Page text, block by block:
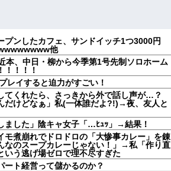
プンしたカフェ、サンドイッチ1つ3000円
他
本、中日・柳から今季第1号先制ソロホーム
！！！！
レイすると迫力がすごい！
てくれたら、さっきから外で話し声が…？
だけどなぁ」私(一体誰だよ?!)→夜、友人と
ました」陰キャ女子「…ﾋｭｯ」→結果！
モ煮崩れでドロドロの「大惨事カレー」を錬
なのスープカレーじゃない！」→私「作り直
う逃げ場ゼロで理不尽すぎた
ート経営って儲かるのか？